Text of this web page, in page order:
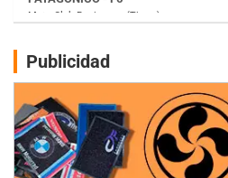
NORESTE SANTAFESINO - F6
Ciudad de Avellaneda (Asfalto)
Avellaneda (Santa Fe)
SUR SANTAFESINO - F4
José Samuel Sánchez (Tierra)
Rufino (Santa Fe)
Publicidad